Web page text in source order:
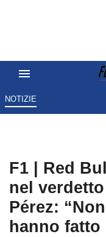
NOTIZIE
F1 | Red
nel
Pérez:
hanno